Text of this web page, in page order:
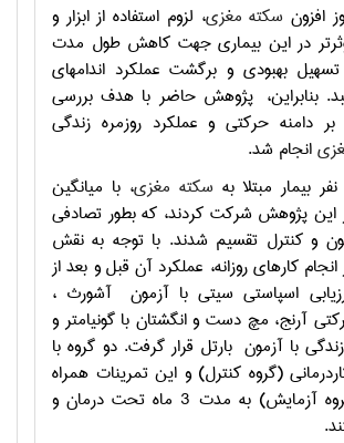
افزون سکته مغزی، لزوم استفاده از ابزار و
در این بیماری جهت کاهش طول مدت
تسهیل بهبودی و برگشت عملکرد اندامهای
بنابراین، پژوهش حاضر با هدف بررسی
بر دامنه حرکتی و عملکرد روزمره زندگی
انجام شد.
سکته مغزی، با میانگین
75/54 در این پژوهش شرکت کردند، که بطور تصادفی
و کنترل تقسیم شدند. با توجه به نقش
کارهای روزانه، عملکرد آن قبل و بعد از
اسپاستی سیتی با آزمون
آشورث ،
آرنج، مچ دست و انگشتان با گونیامتر و
با آزمون بارتل قرار گرفت. دو گروه با
(گروه کنترل) و این تمرینات همراه
با بیوفیدبک (گروه آزمایش) به مدت 3 ماه تحت درمان و